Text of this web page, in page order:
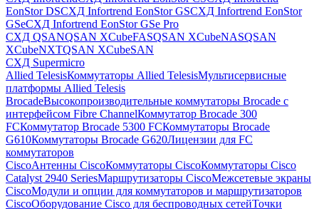
EonStor DSСХД Infortrend EonStor GSСХД Infortrend EonStor
GSeСХД Infortrend EonStor GSe Pro
СХД QSANQSAN XCubeFASQSAN XCubeNASQSAN
XCubeNXTQSAN XCubeSAN
СХД Supermicro
Allied TelesisКоммутаторы Allied TelesisМультисервисные
платформы Allied Telesis
BrocadeВысокопроизводительные коммутаторы Brocade с
интерфейсом Fibre ChannelКоммутатор Brocade 300
FCКоммутатор Brocade 5300 FCКоммутаторы Brocade
G610Коммутаторы Brocade G620Лицензии для FC
коммутаторов
CiscoАнтенны CiscoКоммутаторы CiscoКоммутаторы Cisco
Catalyst 2940 SeriesМаршрутизаторы CiscoМежсетевые экраны
CiscoМодули и опции для коммутаторов и маршрутизаторов
CiscoОборудование Cisco для беспроводных сетейТочки